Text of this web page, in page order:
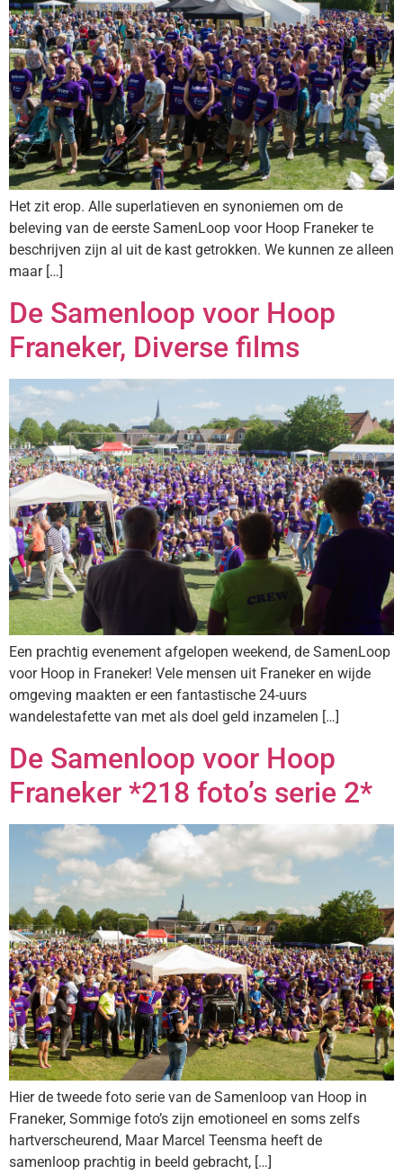
Het zit erop. Alle superlatieven en synoniemen om de
beleving van de eerste SamenLoop voor Hoop Franeker te
beschrijven zijn al uit de kast getrokken. We kunnen ze alleen
maar […]
De Samenloop voor Hoop
Franeker, Diverse films
Een prachtig evenement afgelopen weekend, de SamenLoop
voor Hoop in Franeker! Vele mensen uit Franeker en wijde
omgeving maakten er een fantastische 24-uurs
wandelestafette van met als doel geld inzamelen […]
De Samenloop voor Hoop
Franeker *218 foto’s serie 2*
Hier de tweede foto serie van de Samenloop van Hoop in
Franeker, Sommige foto’s zijn emotioneel en soms zelfs
hartverscheurend, Maar Marcel Teensma heeft de
samenloop prachtig in beeld gebracht, […]